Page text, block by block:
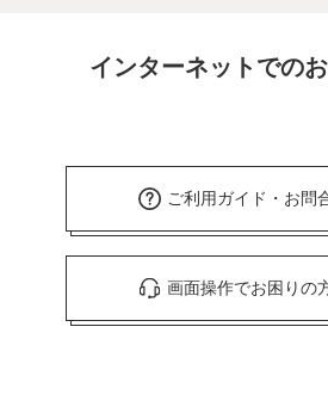
インターネットでの
ご利用ガイド・お問
画面操作でお困りの